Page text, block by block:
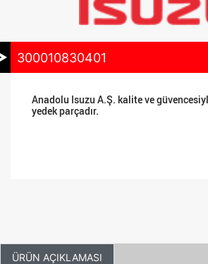
300010830401
Anadolu Isuzu A.Ş. kalite ve
yedek parçadır.
ÜRÜN AÇIKLAMASI